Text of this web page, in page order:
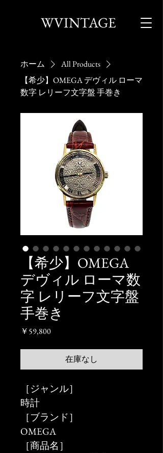
WVINTAGE
ホーム
All Products
【希少】OMEGA デヴィル ローマ
数字 レリーフ文字盤 手巻き
【希少】OMEGA
デヴィル ローマ数
字 レリーフ文字盤
手巻き
￥59,800価
在庫なし
［ジャンル］
時計
［ブランド］
OMEGA
［商品名］